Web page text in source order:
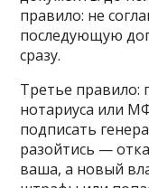
правило: не
последующую
сразу.
Третье правило:
нотариуса или
подписать
разойтись —
ваша, а новый